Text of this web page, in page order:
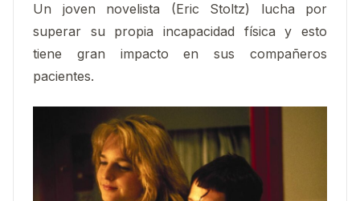
Un joven novelista (Eric Stoltz) lucha por
superar su propia incapacidad física y esto
tiene gran impacto en sus compañeros
pacientes.